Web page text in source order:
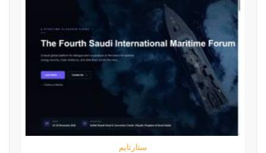
ستارتايم